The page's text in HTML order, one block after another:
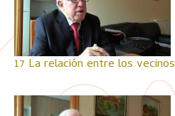
17 La relación entre los vecinos